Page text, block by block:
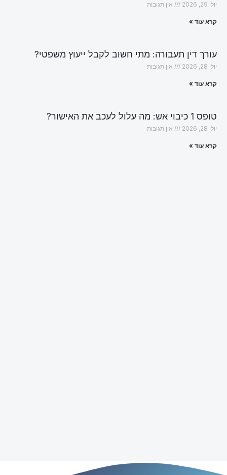
יולי 29, 2026 אין תגובות
קרא עוד »
עורך דין תעבורה: מתי חשוב לקבל ייעוץ משפטי?
יולי 28, 2026 אין תגובות
קרא עוד »
טופס 1 כיבוי אש: מה עלול לעכב את האישור?
יולי 28, 2026 אין תגובות
קרא עוד »